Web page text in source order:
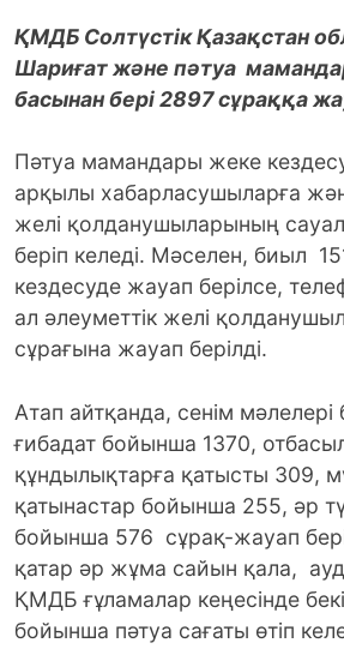
ҚМДБ Солтүстік Қазақстан
Шариғат және пәтуа
басынан бері 2897 сұраққа
Пәтуа мамандары жеке
арқылы хабарласушыларға
желі қолданушыларының
беріп келеді. Мәселен, биыл
кездесуде жауап берілсе,
ал әлеуметтік желі
сұрағына жауап берілді.
Атап айтқанда, сенім
ғибадат бойынша 1370,
құндылықтарға қатысты 309,
қатынастар бойынша 255, әр
бойынша 576 сұрақ-жауап
қатар әр жұма сайын қала,
ҚМДБ ғұламалар кеңесінде
бойынша пәтуа сағаты өтіп